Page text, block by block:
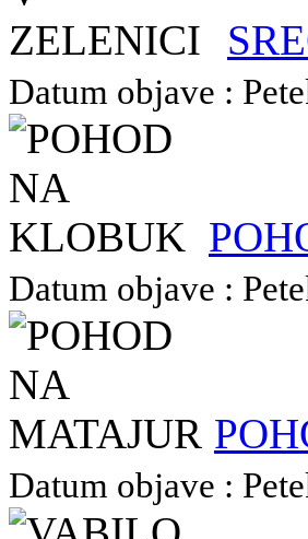
Datum objave :
Datum objave :
Datum objave :